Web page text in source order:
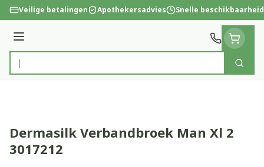
Ga naar de inhoud
Veilige betalingen Apothekersadvies Snelle beschikbaarheid
Menu
Product, merk, categorie...
Zoek
Dermasilk Verbandbroek Man Xl 2
3017212